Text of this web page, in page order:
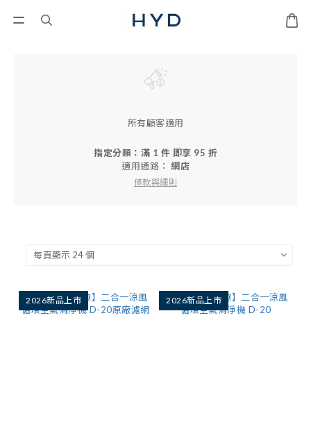
所有顧客適用
指定分類：滿 1 件 即享 95 折
適用通路： 網店
條款與細則
2026新品上市 2026新品上市